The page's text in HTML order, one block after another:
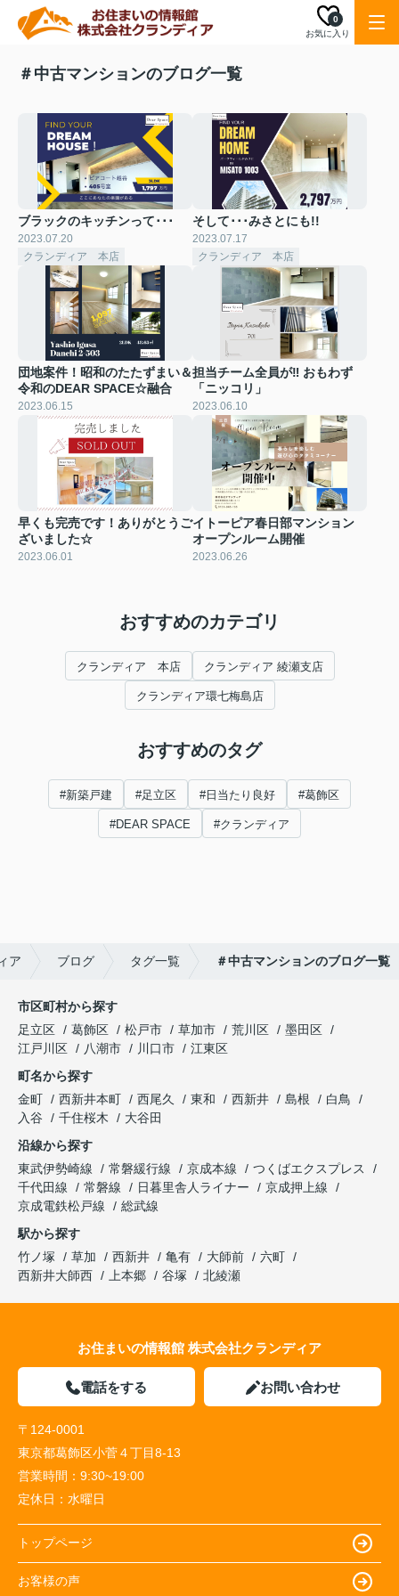
お気に入り
0
＃中古マンションのブログ一覧
ブラックのキッチンって･･･
2023.07.20
クランディア 本店
そして･･･みさとにも!!
2023.07.17
クランディア 本店
団地案件！昭和のたたずまい＆
令和のDEAR SPACE☆融合
2023.06.15
担当チーム全員が‼ おもわず
「ニッコリ」
2023.06.10
早くも完売です！ありがとうご
ざいました☆
2023.06.01
イトーピア春日部マンション
オープンルーム開催
2023.06.26
おすすめのカテゴリ
クランディア 本店 クランディア 綾瀬支店
クランディア環七梅島店
おすすめのタグ
#新築戸建 #足立区 #日当たり良好 #葛飾区
#DEAR SPACE #クランディア
ア ブログ タグ一覧 ＃中古マンションのブログ一覧
市区町村から探す
足立区
葛飾区 松戸市 草加市 荒川区
墨田区
江戸川区
八潮市 川口市
江東区
町名から探す
金町
西新井本町 西尾久 東和 西新井 島根
白鳥
入谷
千住桜木
大谷田
沿線から探す
東武伊勢崎線
常磐緩行線 京成本線
つくばエクスプレス
千代田線
常磐線 日暮里舎人ライナー
京成押上線
京成電鉄松戸線
総武線
駅から探す
竹ノ塚
草加 西新井 亀有 大師前
六町
西新井大師西
上本郷 谷塚 北綾瀬
お住まいの情報館 株式会社クランディア
電話をする お問い合わせ
〒124-0001
東京都葛飾区小菅４丁目8-13
営業時間： 9:30~19:00
定休日： 水曜日
トップページ
お客様の声